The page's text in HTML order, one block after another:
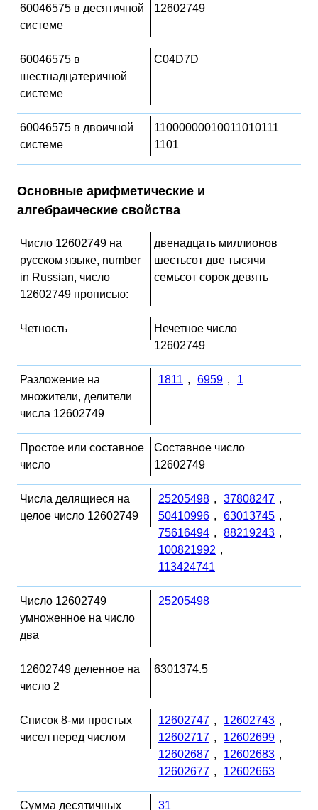
60046575 в десятичной
системе
12602749
60046575 в
шестнадцатеричной
системе
C04D7D
60046575 в двоичной
системе
11000000010011010111
1101
Основные арифметические и
алгебраические свойства
Число 12602749 на
русском языке, number
in Russian, число
12602749 прописью:
двенадцать миллионов
шестьсот две тысячи
семьсот сорок девять
Четность
Нечетное число
12602749
Разложение на
множители, делители
числа 12602749
1811 , 6959 , 1
Простое или составное
число
Составное число
12602749
Числа делящиеся на
целое число 12602749
25205498 , 37808247 ,
50410996 , 63013745 ,
75616494 , 88219243 ,
100821992 ,
113424741
Число 12602749
умноженное на число
два
25205498
12602749 деленное на
число 2
6301374.5
Список 8-ми простых
чисел перед числом
12602747 , 12602743 ,
12602717 , 12602699 ,
12602687 , 12602683 ,
12602677 , 12602663
Сумма десятичных
31